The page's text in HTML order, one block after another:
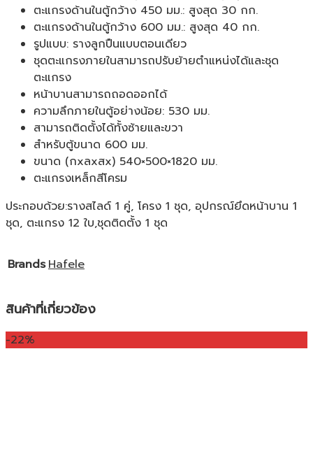
ตะแกรงด้านในตู้กว้าง 450 มม.: สูงสุด 30 กก.
ตะแกรงด้านในตู้กว้าง 600 มม.: สูงสุด 40 กก.
รูปแบบ: รางลูกปืนแบบตอนเดียว
ชุดตะแกรงภายในสามารถปรับย้ายตำแหน่งได้และชุด
ตะแกรง
หน้าบานสามารถถอดออกได้
ความลึกภายในตู้อย่างน้อย: 530 มม.
สามารถติดตั้งได้ทั้งซ้ายและขวา
สำหรับตู้ขนาด 600 มม.
ขนาด (กxลxสx) 540×500×1820 มม.
ตะแกรงเหล็กสีโครม
ประกอบด้วย:รางสไลด์ 1 คู่, โครง 1 ชุด, อุปกรณ์ยึดหน้าบาน 1
ชุด, ตะแกรง 12 ใบ,ชุดติดตั้ง 1 ชุด
BrandsHafele
สินค้าที่เกี่ยวข้อง
-22%